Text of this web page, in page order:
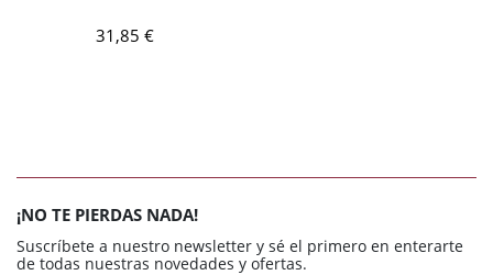
31,85 €
¡NO TE PIERDAS NADA!
Suscríbete a nuestro newsletter y sé el primero en enterarte
de todas nuestras novedades y ofertas.